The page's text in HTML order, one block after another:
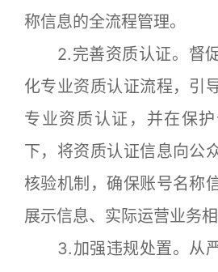
称信息的全流程管理。
2.完善资质认证。督促
化专业资质认证流程，引
专业资质认证，并在保
下，将资质认证信息向公
核验机制，确保账号名称
展示信息、实际运营业务相
3.加强违规处置。从严